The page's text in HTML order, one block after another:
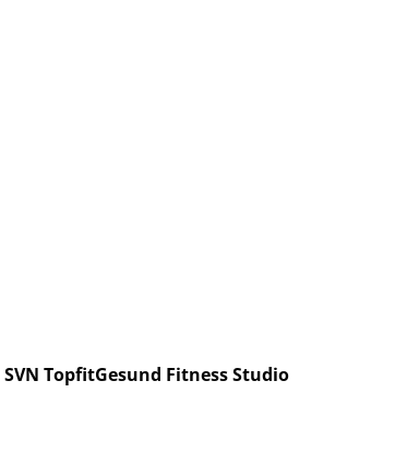
SVN TopfitGesund Fitness Studio